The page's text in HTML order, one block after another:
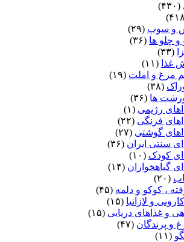
(۴۳۰)
و سوپ (۲۹)
و چلو ها (۳۶)
(۳۳)
غذا (۱۱)
مرغ و املت (۱۹)
(۳۸)
ها (۳۶)
رژیمی (۱)
فرنگی (۲۲)
گوشتی (۲۷)
سنتی ایران (۳۶)
کودک (۱۰)
گیاهخواران (۱۴)
(۲۰)
، کوکو و دلمه (۴۵)
و لازانیا (۱۵)
و غذاهای دریایی (۱۵)
و پرندگان (۴۷)
(۱۱)